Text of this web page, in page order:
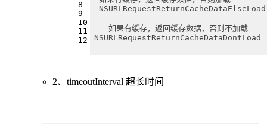
8
9
10
11
12
   如果有缓存，返回缓存数据，否则不加载
2、timeoutInterval 超长时间